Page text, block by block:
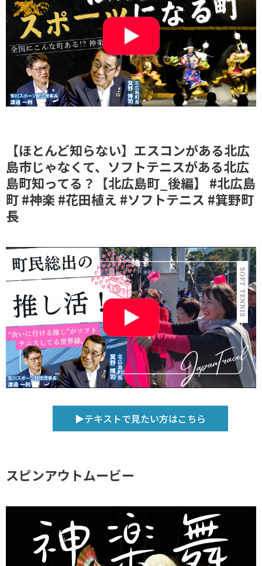
【ほとんど知らない】エスコンがある北広
島市じゃなくて、ソフトテニスがある北広
島町知ってる？【北広島町_後編】 #北広島
町 #神楽 #花田植え #ソフトテニス #箕野町
長
▶テキストで見たい方はこちら
スピンアウトムービー